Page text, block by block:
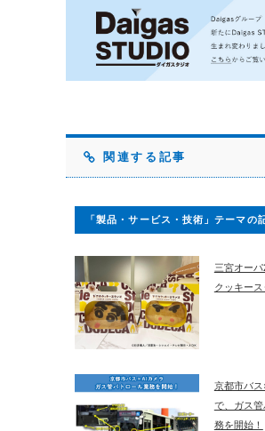
関連する記事
「製品・サービス・技術」テーマの
三宮オー
クッキー
京都市バス
で、ガス
務を開始！